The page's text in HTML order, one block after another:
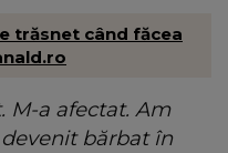
trăsnet când făcea
M-a afectat. Am
bărbat în